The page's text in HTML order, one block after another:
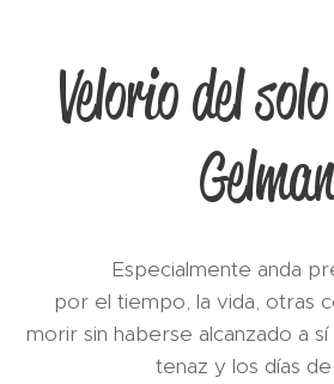
Velorio del
Especialmente anda
por el tiempo, la vida, otras
morir sin haberse alcanzado a
tenaz y los días de